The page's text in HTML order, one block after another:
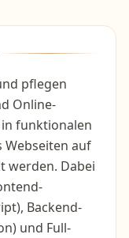
pflegen
Online-
funktionalen
Webseiten auf
werden. Dabei
Backend-
und Full-